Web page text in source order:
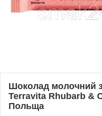
Шоколад молочний
Terravita Rhubarb &
Польща